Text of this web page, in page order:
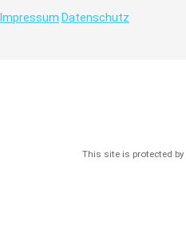
Impressum Datenschutz
This site is protected by